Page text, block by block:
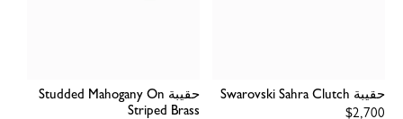
حقيبة Swarovski Sahra Clutch
Regular
$2,700
حقيبة Studded Mahogany On
Striped Brass